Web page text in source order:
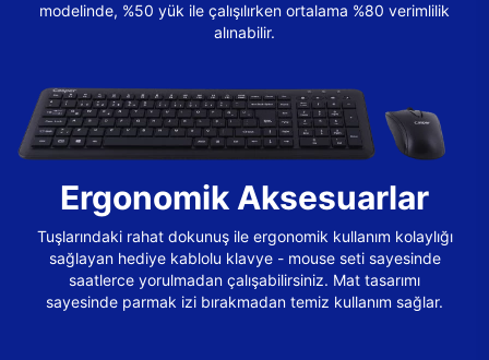
modelinde, %50 yük ile çalışılırken ortalama %80 verimlilik
alınabilir.
Ergonomik Aksesuarlar
Tuşlarındaki rahat dokunuş ile ergonomik kullanım kolaylığı
sağlayan hediye kablolu klavye - mouse seti sayesinde
saatlerce yorulmadan çalışabilirsiniz. Mat tasarımı
sayesinde parmak izi bırakmadan temiz kullanım sağlar.